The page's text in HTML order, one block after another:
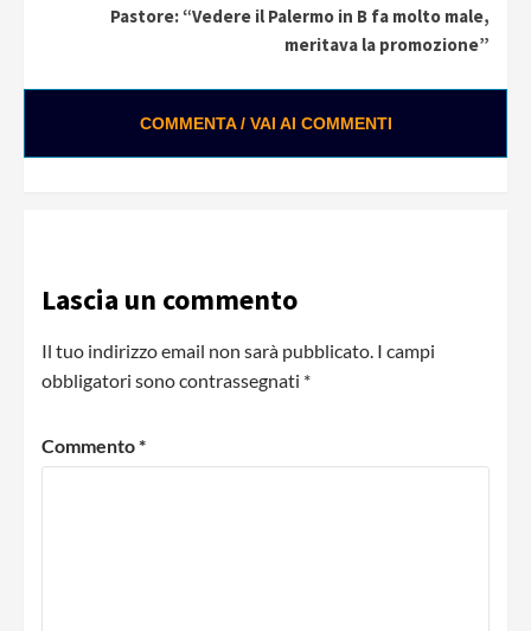
Pastore: “Vedere il Palermo in B fa molto male,
meritava la promozione”
COMMENTA / VAI AI COMMENTI
Lascia un commento
Il tuo indirizzo email non sarà pubblicato. I campi
obbligatori sono contrassegnati *
Commento*